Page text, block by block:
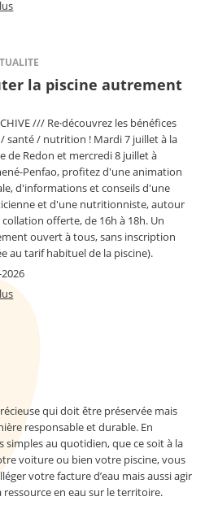
la piscine autrement
/// Re·découvrez les bénéfices
santé / nutrition ! Mardi 7 juillet à la
de Redon et mercredi 8 juillet à
Penfao, profitez d'une animation
d'informations et conseils d'une
et d'une nutritionniste, autour
offerte, de 16h à 18h. Un
ouvert à tous, sans inscription
au tarif habituel de la piscine).
qui doit être préservée mais
responsable et durable. En
au quotidien, que ce soit à la
voiture ou bien votre piscine, vous
votre facture d’eau mais aussi agir
en eau sur le territoire.